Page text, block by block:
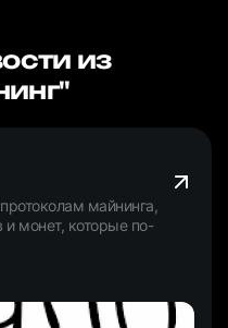
из
майнинга,
монет, которые по-